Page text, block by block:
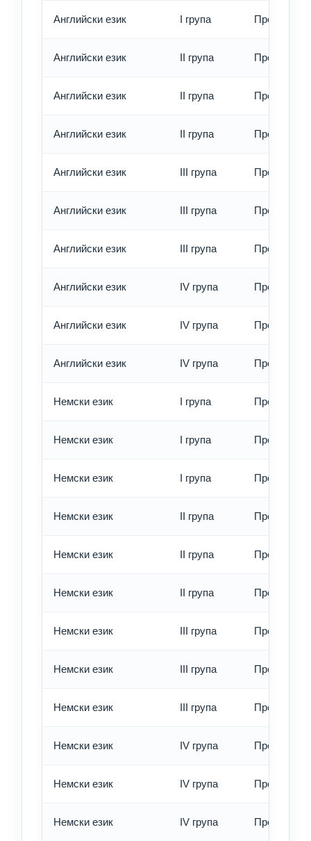
Английски език I група Превод -
Английски език II група Превод -
Английски език II група Превод -
Английски език II група Превод -
Английски език III група Превод -
Английски език III група Превод -
Английски език III група Превод -
Английски език IV група Превод -
Английски език IV група Превод -
Английски език IV група Превод -
Немски език I група Превод -
Немски език I група Превод -
Немски език I група Превод -
Немски език II група Превод -
Немски език II група Превод -
Немски език II група Превод -
Немски език III група Превод -
Немски език III група Превод -
Немски език III група Превод -
Немски език IV група Превод -
Немски език IV група Превод -
Немски език IV група Превод -